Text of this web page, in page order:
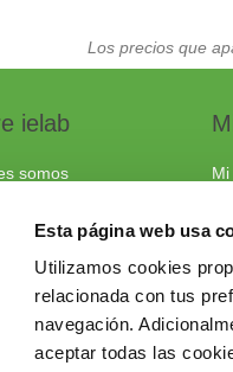
Esta página web usa
Utilizamos cookies
relacionada con tus
navegación.
aceptar todas las
Los precios que
ielab
somos
a medida
con nosotros
de interés
frecuentes